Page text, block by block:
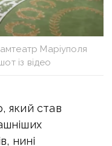
Маріуполя
із відео
який став
нині